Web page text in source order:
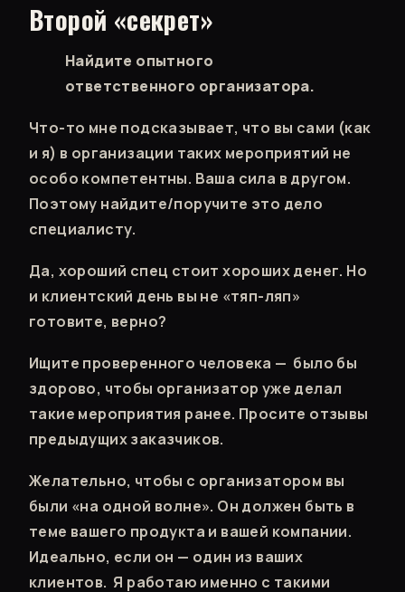
Второй «секрет»
Найдите опытного
ответственного организатора.
Что-то мне подсказывает, что вы сами (как
и я) в организации таких мероприятий не
особо компетентны. Ваша сила в другом.
Поэтому найдите/поручите это дело
специалисту.
Да, хороший спец стоит хороших денег. Но
и клиентский день вы не «тяп-ляп»
готовите, верно?
Ищите проверенного человека — было бы
здорово, чтобы организатор уже делал
такие мероприятия ранее. Просите отзывы
предыдущих заказчиков.
Желательно, чтобы с организатором вы
были «на одной волне». Он должен быть в
теме вашего продукта и вашей компании.
Идеально, если он — один из ваших
клиентов. Я работаю именно с такими